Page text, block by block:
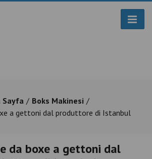
Sayfa
Boks Makinesi
a gettoni dal produttore di Istanbul
da boxe a gettoni dal